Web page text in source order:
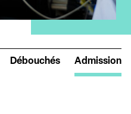
Débouchés Admission